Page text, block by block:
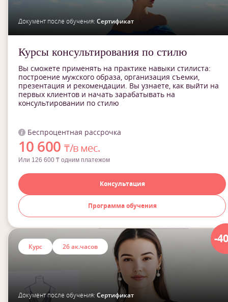
Документ после обучения: Сертификат
Курсы консультирования по стилю
Вы сможете применять на практике навыки стилиста:
построение мужского образа, организация съемки,
презентация и рекомендации. Вы узнаете, как выйти на
первых клиентов и начать зарабатывать на
консультировании по стилю
Беспроцентная рассрочка
10 600₸/в мес.
Или 126 600 ₸ одним платежом
Консультация
Программа обучения
-
Курс 26 ак.часов
Документ после обучения: Сертификат